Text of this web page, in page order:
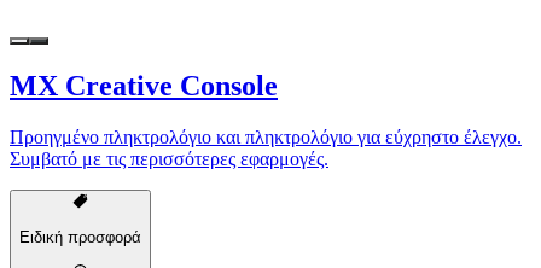
MX Creative Console
Προηγμένο πληκτρολόγιο και πληκτρολόγιο για εύχρηστο έλεγχο.
Συμβατό με τις περισσότερες εφαρμογές.
Ειδική προσφορά